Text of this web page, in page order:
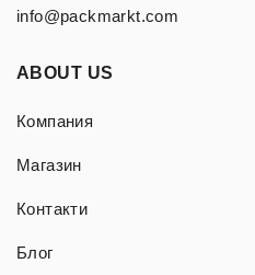
info@packmarkt.com
ABOUT US
Компания
Магазин
Контакти
Блог